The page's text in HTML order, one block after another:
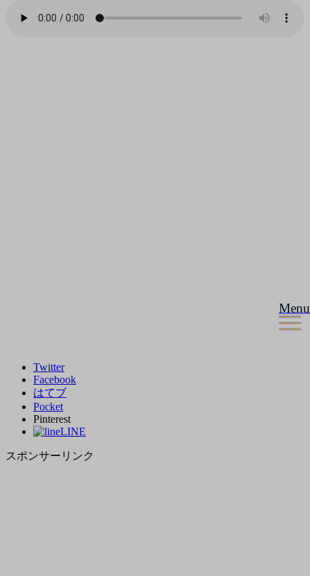
Menu
Twitter
Facebook
はてブ
Pocket
Pinterest
LINE
スポンサーリンク